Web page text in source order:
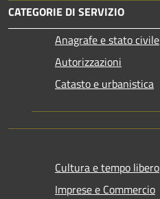
CATEGORIE DI SERVIZIO
Anagrafe e stato civile
Autorizzazioni
Catasto e urbanistica
Cultura e tempo libero
Imprese e Commercio